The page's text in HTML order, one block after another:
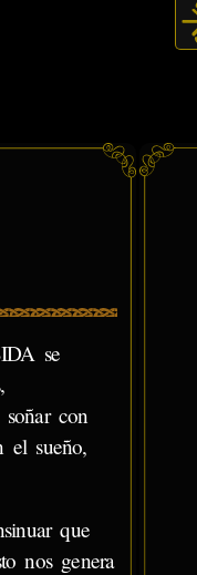
se
con
el sueño,
que
nos genera